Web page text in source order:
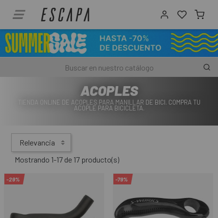
ACOPLES
TIENDA ONLINE DE ACOPLES PARA MANILLAR DE BICI. COMPRA TU
ACOPLE PARA BICICLETA.
Relevancia
Mostrando 1-17 de 17 producto(s)
-29% -79%